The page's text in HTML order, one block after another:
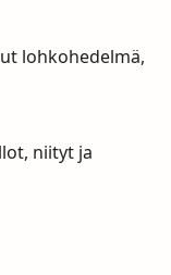
lohkohedelmä,
niityt ja